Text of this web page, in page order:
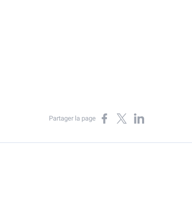
Partager la page Partager sur Facebook
Partager sur XPartager sur LinkedIn